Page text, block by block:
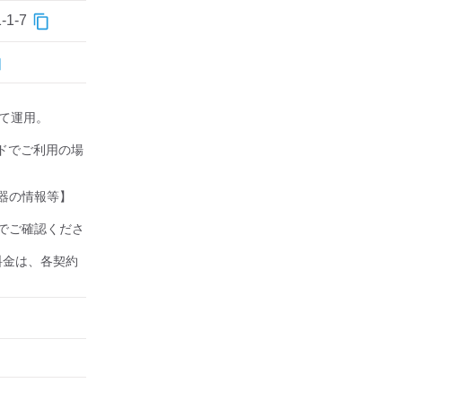
1-7
運用。
でご利用の場
情報等】
ご確認くださ
は、各契約